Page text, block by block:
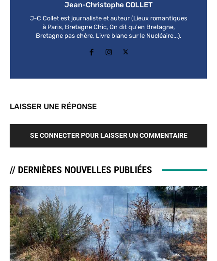
Jean-Christophe COLLET
J-C Collet est journaliste et auteur (Lieux romantiques
à Paris, Bretagne Chic, On dit qu'en Bretagne,
Bretagne pas chère, Livre blanc sur le Nucléaire...).
LAISSER UNE RÉPONSE
SE CONNECTER POUR LAISSER UN COMMENTAIRE
// DERNIÈRES NOUVELLES PUBLIÉES